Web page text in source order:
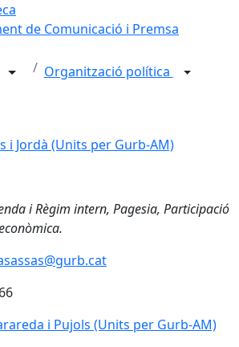
de Comunicació i Premsa
Organització política
i Jordà (Units per Gurb-AM)
i Jordà (Units per Gurb-AM)
i Règim intern, Pagesia, Participació
i Pujols (Units per Gurb-AM)
i Pujols (Units per Gurb-AM)